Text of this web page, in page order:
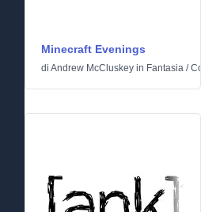
Minecraft Evenings
di Andrew McCluskey in Fantasia /